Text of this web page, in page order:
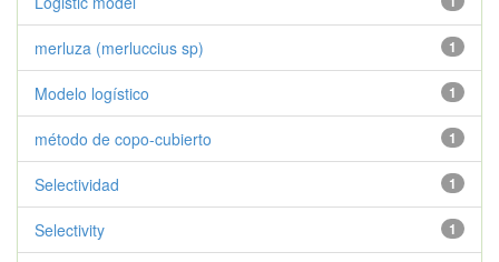
1
merluza (merluccius sp)
1
Modelo logístico
1
método de copo-cubierto
1
Selectividad
1
Selectivity